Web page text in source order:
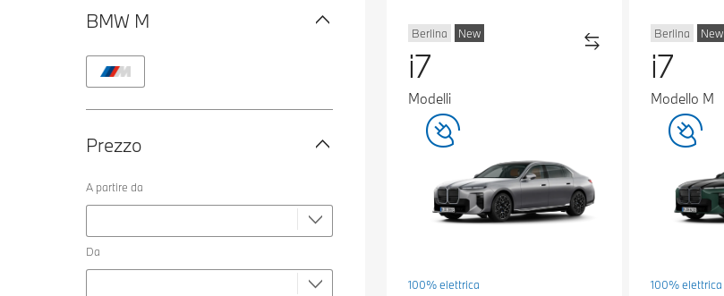
BMW M
Prezzo
A partire da
Da
Berlina New
i7
Modelli
100% elettrica
Berlina New
i7
Modello M
100% elettrica